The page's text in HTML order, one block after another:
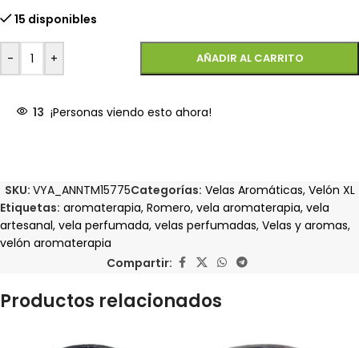
15 disponibles
- + AÑADIR AL CARRITO
13 ¡Personas viendo esto ahora!
SKU: VYA_ANNTM15775Categorías: Velas Aromáticas, Velón XL
Etiquetas: aromaterapia, Romero, vela aromaterapia, vela
artesanal, vela perfumada, velas perfumadas, Velas y aromas,
velón aromaterapia
Compartir:
Productos relacionados